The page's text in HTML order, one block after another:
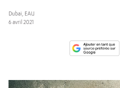
Dubai, EAU
6 avril 2021